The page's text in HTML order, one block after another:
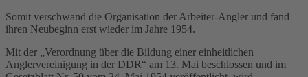
Somit verschwand die Organisation der Arbeiter-Angler und fand
ihren Neubeginn erst wieder im Jahre 1954.
Mit der „Verordnung über die Bildung einer einheitlichen
Anglervereinigung in der DDR“ am 13. Mai beschlossen und im